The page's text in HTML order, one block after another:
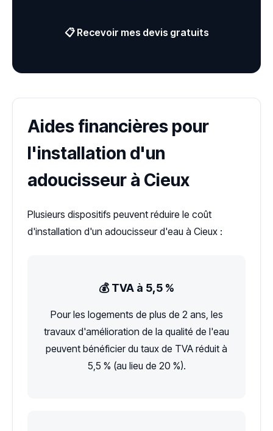
📋 Recevoir mes devis gratuits
Aides financières pour
l'installation d'un
adoucisseur à Cieux
Plusieurs dispositifs peuvent réduire le coût
d'installation d'un adoucisseur d'eau à Cieux :
💰 TVA à 5,5 %
Pour les logements de plus de 2 ans, les
travaux d'amélioration de la qualité de l'eau
peuvent bénéficier du taux de TVA réduit à
5,5 % (au lieu de 20 %).